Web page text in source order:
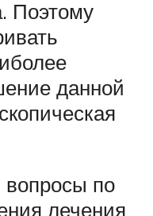
Поэтому
данной
вопросы по
лечения